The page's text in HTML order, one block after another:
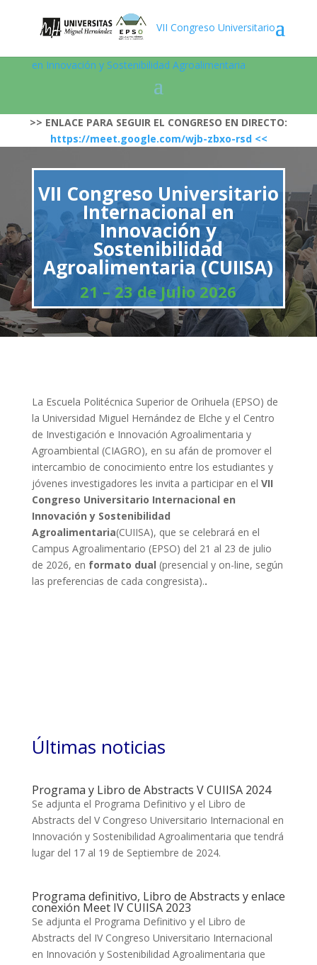
VII Congreso Universitario
en Innovación y Sostenibilidad Agroalimentaria
>> ENLACE PARA SEGUIR EL CONGRESO EN DIRECTO:
https://meet.google.com/wjb-zbxo-rsd <<
VII Congreso Universitario
Internacional en
Innovación y
Sostenibilidad
Agroalimentaria (CUIISA)
21 – 23 de Julio 2026
La Escuela Politécnica Superior de Orihuela (EPSO) de
la Universidad Miguel Hernández de Elche y el Centro
de Investigación e Innovación Agroalimentaria y
Agroambiental (CIAGRO), en su afán de promover el
intercambio de conocimiento entre los estudiantes y
jóvenes investigadores les invita a participar en el VII
Congreso Universitario Internacional en
Innovación y Sostenibilidad
Agroalimentaria(CUIISA), que se celebrará en el
Campus Agroalimentario (EPSO) del 21 al 23 de julio
de 2026, en formato dual (presencial y on-line, según
las preferencias de cada congresista)..
Últimas noticias
Programa y Libro de Abstracts V CUIISA 2024
Se adjunta el Programa Definitivo y el Libro de
Abstracts del V Congreso Universitario Internacional en
Innovación y Sostenibilidad Agroalimentaria que tendrá
lugar del 17 al 19 de Septiembre de 2024.
Programa definitivo, Libro de Abstracts y enlace
conexión Meet IV CUIISA 2023
Se adjunta el Programa Definitivo y el Libro de
Abstracts del IV Congreso Universitario Internacional
en Innovación y Sostenibilidad Agroalimentaria que